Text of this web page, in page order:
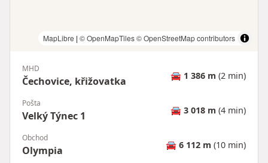
MapLibre | © OpenMapTiles© OpenStreetMap contributors
MHD
Čechovice, křižovatka 🚘 1 386 m (2 min)
Pošta
Velký Týnec 1 🚘 3 018 m (4 min)
Obchod
Olympia 🚘 6 112 m (10 min)